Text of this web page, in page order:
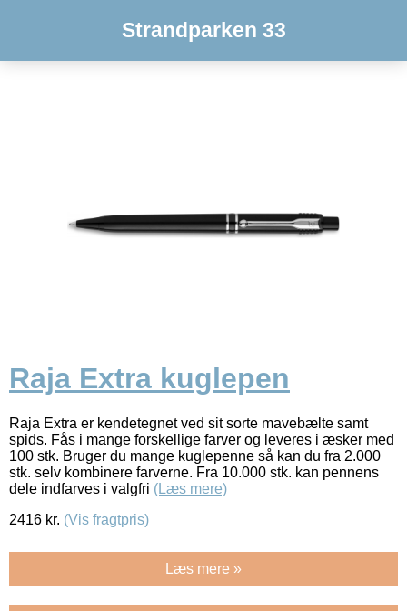
Strandparken 33
Raja Extra kuglepen
Raja Extra er kendetegnet ved sit sorte mavebælte samt
spids. Fås i mange forskellige farver og leveres i æsker med
100 stk. Bruger du mange kuglepenne så kan du fra 2.000
stk. selv kombinere farverne. Fra 10.000 stk. kan pennens
dele indfarves i valgfri (Læs mere)
2416 kr. (Vis fragtpris)
Læs mere »